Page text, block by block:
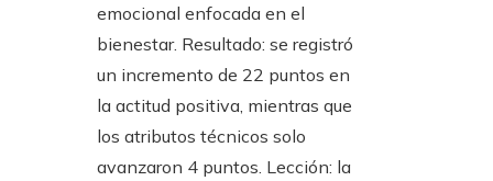
emocional enfocada en el
bienestar. Resultado: se registró
un incremento de 22 puntos en
la actitud positiva, mientras que
los atributos técnicos solo
avanzaron 4 puntos. Lección: la